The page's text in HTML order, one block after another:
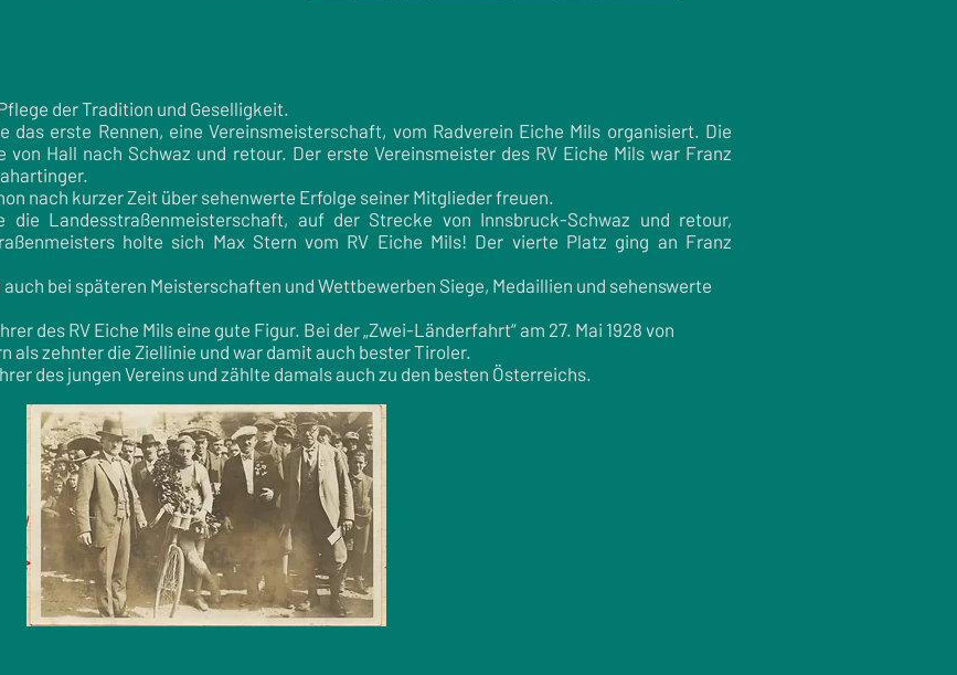
der Tradition und Geselligkeit.
das erste Rennen, eine Vereinsmeisterschaft, vom Radverein Eiche Mils organisiert. Die
Hall nach Schwaz und retour. Der erste Vereinsmeister des RV Eiche Mils war Franz
nach kurzer Zeit über sehenwerte Erfolge seiner Mitglieder freuen.
die Landesstraßenmeisterschaft, auf der Strecke von Innsbruck-Schwaz und retour,
holte sich Max Stern vom RV Eiche Mils! Der vierte Platz ging an Franz
bei späteren Meisterschaften und Wettbewerben Siege, Medaillien und sehenswerte
des RV Eiche Mils eine gute Figur. Bei der „Zwei-Länderfahrt“ am 27. Mai 1928 von
als zehnter die Ziellinie und war damit auch bester Tiroler.
des jungen Vereins und zählte damals auch zu den besten Österreichs.